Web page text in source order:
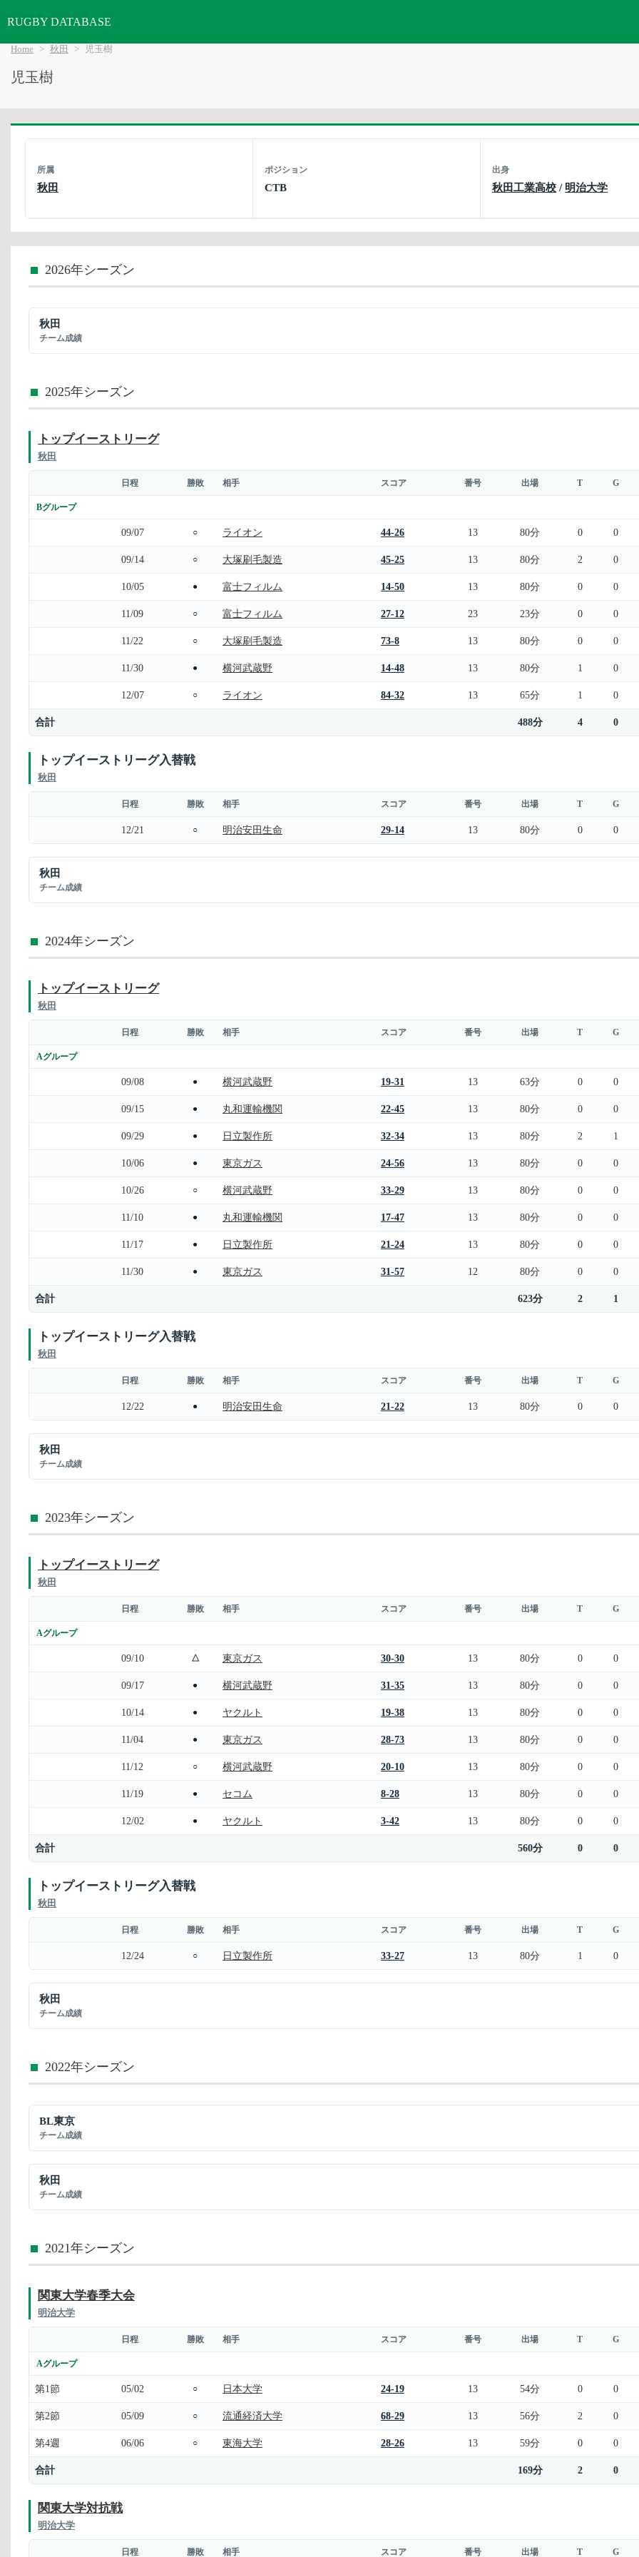
RUGBY DATABASE
Home 秋田 児玉樹
児玉樹
所属
秋田
ポジション
CTB
出身
秋田工業高校 / 明治大学
2026年シーズン
秋田
チーム成績
2025年シーズン
トップイーストリーグ
秋田
日程 勝敗 相手 スコア 番号 出場 T G
Bグループ
09/07 ○ ライオン 44-26 13 80分 0 0
09/14 ○ 大塚刷毛製造 45-25 13 80分 2 0
10/05 ● 富士フィルム 14-50 13 80分 0 0
11/09 ○ 富士フィルム 27-12 23 23分 0 0
11/22 ○ 大塚刷毛製造 73-8 13 80分 0 0
11/30 ● 横河武蔵野 14-48 13 80分 1 0
12/07 ○ ライオン 84-32 13 65分 1 0
合計 488分 4 0
トップイーストリーグ入替戦
秋田
日程 勝敗 相手 スコア 番号 出場 T G
12/21 ○ 明治安田生命 29-14 13 80分 0 0
秋田
チーム成績
2024年シーズン
トップイーストリーグ
秋田
日程 勝敗 相手 スコア 番号 出場 T G
Aグループ
09/08 ● 横河武蔵野 19-31 13 63分 0 0
09/15 ● 丸和運輸機関 22-45 13 80分 0 0
09/29 ● 日立製作所 32-34 13 80分 2 1
10/06 ● 東京ガス 24-56 13 80分 0 0
10/26 ○ 横河武蔵野 33-29 13 80分 0 0
11/10 ● 丸和運輸機関 17-47 13 80分 0 0
11/17 ● 日立製作所 21-24 13 80分 0 0
11/30 ● 東京ガス 31-57 12 80分 0 0
合計 623分 2 1
トップイーストリーグ入替戦
秋田
日程 勝敗 相手 スコア 番号 出場 T G
12/22 ● 明治安田生命 21-22 13 80分 0 0
秋田
チーム成績
2023年シーズン
トップイーストリーグ
秋田
日程 勝敗 相手 スコア 番号 出場 T G
Aグループ
09/10 △ 東京ガス 30-30 13 80分 0 0
09/17 ● 横河武蔵野 31-35 13 80分 0 0
10/14 ● ヤクルト 19-38 13 80分 0 0
11/04 ● 東京ガス 28-73 13 80分 0 0
11/12 ○ 横河武蔵野 20-10 13 80分 0 0
11/19 ● セコム 8-28 13 80分 0 0
12/02 ● ヤクルト 3-42 13 80分 0 0
合計 560分 0 0
トップイーストリーグ入替戦
秋田
日程 勝敗 相手 スコア 番号 出場 T G
12/24 ○ 日立製作所 33-27 13 80分 1 0
秋田
チーム成績
2022年シーズン
BL東京
チーム成績
秋田
チーム成績
2021年シーズン
関東大学春季大会
明治大学
日程 勝敗 相手 スコア 番号 出場 T G
Aグループ
第1節 05/02 ○ 日本大学 24-19 13 54分 0 0
第2節 05/09 ○ 流通経済大学 68-29 13 56分 2 0
第4週 06/06 ○ 東海大学 28-26 13 59分 0 0
合計 169分 2 0
関東大学対抗戦
明治大学
日程 勝敗 相手 スコア 番号 出場 T G